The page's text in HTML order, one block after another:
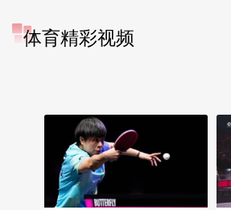
体育精彩视频